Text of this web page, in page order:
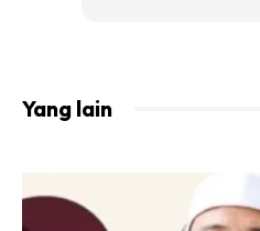
beberapa senaman.
Yang lain